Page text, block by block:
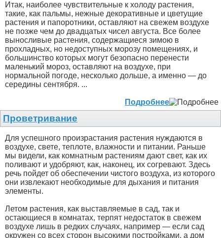
Итак, наиболее чувствительные к холоду растения,
такие, как пальмы, нежные декоративные и цветущие
растения и папоротники, оставляют на свежем воздухе
не позже чем до двадцатых чисел августа. Все более
выносливые растения, содержащиеся зимою в
прохладных, но недоступных морозу помещениях, и
большинство которых могут безопасно перенести
маленький мороз, оставляют на воздухе, при
нормальной погоде, несколько дольше, а именно — до
середины сентября. ...
Подробнее
Проветривание
Для успешного произрастания растения нуждаются в
воздухе, свете, теплоте, влажности и питании. Раньше
мы видели, как комнатным растениям дают свет, как их
поливают и удобряют, как, наконец, их согревают. Здесь
речь пойдет об обеспечении чистого воздуха, из которого
они извлекают необходимые для дыхания и питания
элементы.
Летом растения, как выставляемые в сад, так и
остающиеся в комнатах, терпят недостаток в свежем
воздухе лишь в редких случаях, например — если сад
окружен со всех сторон высокими постройками, а дом